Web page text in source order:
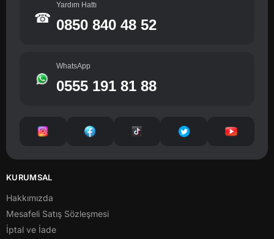
☎
Yardım Hattı
0850 840 48 52
WhatsApp
0555 191 81 88
KURUMSAL
Hakkımızda
Mesafeli Satış Sözleşmesi
İptal ve İade